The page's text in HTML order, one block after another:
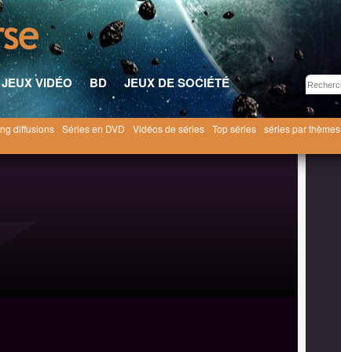
JEUX VIDÉO BD
JEUX DE SOCIÉTÉ
diffusions Séries en DVD Vidéos de séries Top séries séries par thèmes
Les Schtroumpfs [1982]